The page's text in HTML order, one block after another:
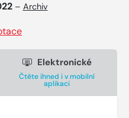
– Archiv
Elektronické
Čtěte ihned i v mobilní
aplikaci